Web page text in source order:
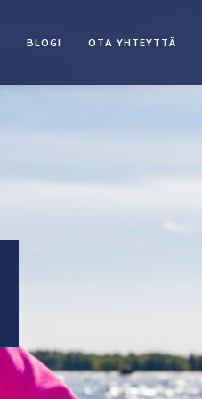
BLOGI OTA YHTEYTTÄ